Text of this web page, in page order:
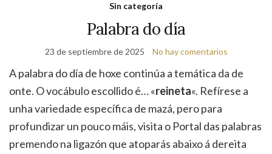
Sin categoría
Palabra do día
23 de septiembre de 2025 No hay comentarios
A palabra do día de hoxe continúa a temática da de
onte. O vocábulo escollido é… «reineta«. Refírese a
unha variedade específica de mazá, pero para
profundizar un pouco máis, visita o Portal das palabras
premendo na ligazón que atoparás abaixo á dereita